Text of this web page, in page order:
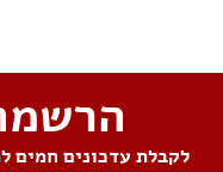
לקבלת עדכונים חמים